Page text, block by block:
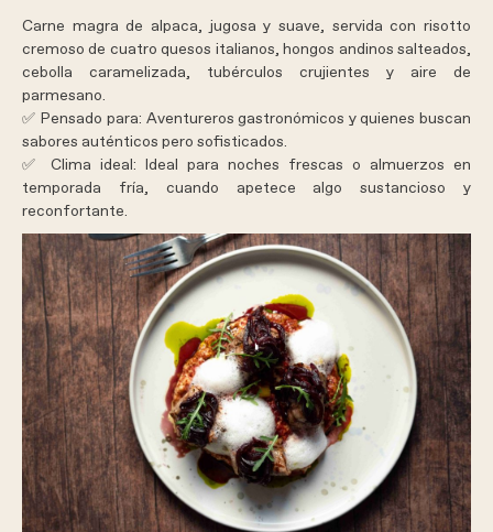
Carne magra de alpaca, jugosa y suave, servida con risotto
cremoso de cuatro quesos italianos, hongos andinos salteados,
cebolla caramelizada, tubérculos crujientes y aire de
parmesano.
✅ Pensado para: Aventureros gastronómicos y quienes buscan
sabores auténticos pero sofisticados.
✅
Clima ideal: Ideal para noches frescas o almuerzos en
temporada fría, cuando apetece algo sustancioso y
reconfortante.